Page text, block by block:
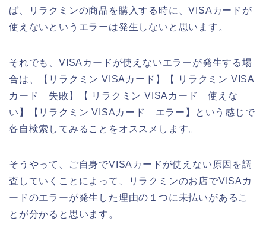
ば、リラクミンの商品を購入する時に、VISAカードが
使えないというエラーは発生しないと思います。
それでも、VISAカードが使えないエラーが発生する場
合は、【リラクミン VISAカード】【 リラクミン VISA
カード 失敗】【 リラクミン VISAカード 使えな
い】【リラクミン VISAカード エラー】という感じで
各自検索してみることをオススメします。
そうやって、ご自身でVISAカードが使えない原因を調
査していくことによって、リラクミンのお店でVISAカ
ードのエラーが発生した理由の１つに未払いがあるこ
とが分かると思います。